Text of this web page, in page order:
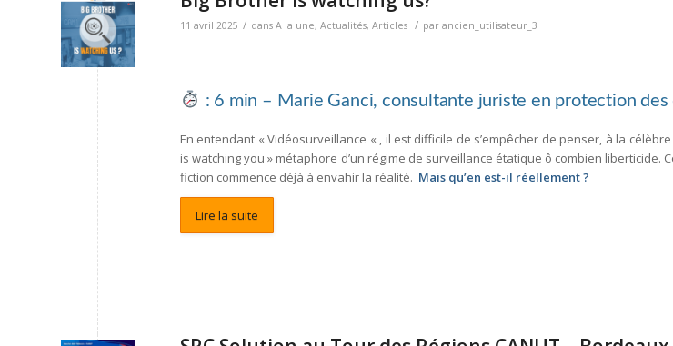
11 avril 2025 / dans A la une, Actualités, Articles / par ancien_utilisateur_3
: 6 min – Marie Ganci, consultante juriste en protection des
En entendant «Vidéosurveillance « , il est difficile de s’empêcher de penser, à la
is watching you » métaphore d’un régime de surveillance étatique ô combien liberticide.
fiction commence déjà à envahir la réalité. Mais qu’en est-il réellement ?
Lire la suite